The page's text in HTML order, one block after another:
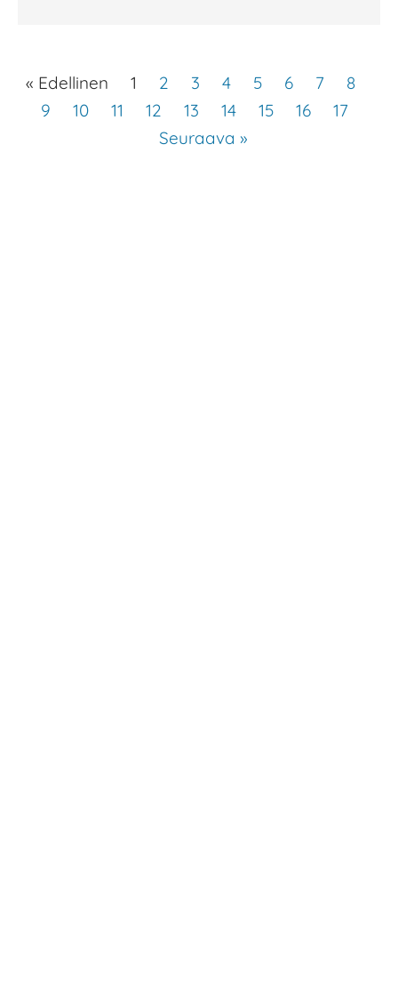
« Edellinen 1 2 3 4 5 6 7
8
9
10 11 12 13 14 15 16
17
Seuraava »